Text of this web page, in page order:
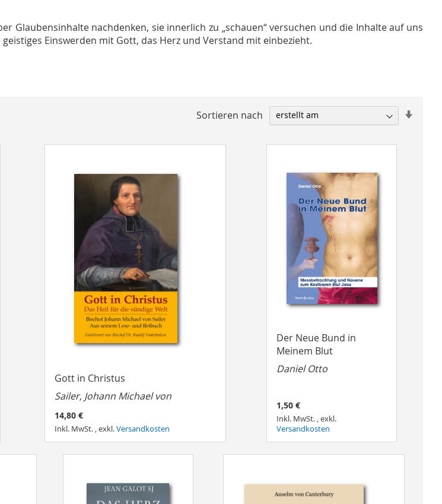
Glaubensinhalte nachdenken, sie innerlich zu „schauen“ versuchen und die Inhalte auf uns
Einswerden mit Gott, das Herz und Verstand mit einbezieht.
Sortieren nach
Gott in Christus
Sailer, Johann Michael von
14,80 €
Inkl. MwSt. ,exkl.Versandkosten
Der Neue Bund in
Meinem Blut
Daniel Otto
1,50 €
Inkl. MwSt. ,exkl.
Versandkosten